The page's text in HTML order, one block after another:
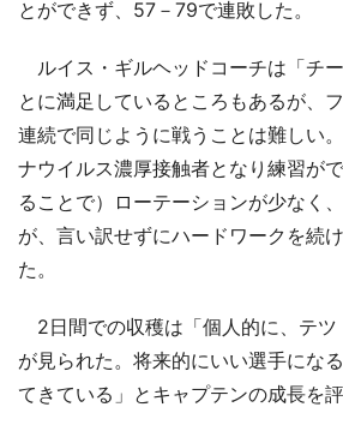
とができず、57－79で連敗した。
ルイス・ギルヘッドコーチは「チ
とに満足しているところもあるが、
連続で同じように戦うことは難しい
ナウイルス濃厚接触者となり練習が
ることで）ローテーションが少なく
が、言い訳せずにハードワークを続
た。
2日間での収穫は「個人的に、テツ
が見られた。将来的にいい選手にな
てきている」とキャプテンの成長を評